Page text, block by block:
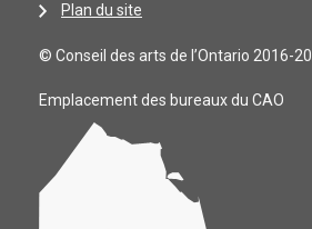
Plan du site
© Conseil des arts de l’Ontario 2016-
Emplacement des bureaux du CAO